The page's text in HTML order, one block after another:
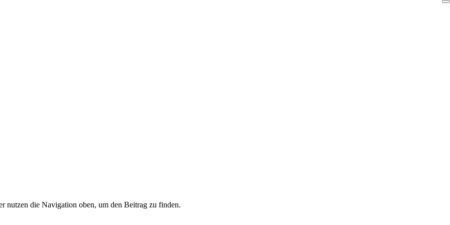
nutzen die Navigation oben, um den Beitrag zu finden.